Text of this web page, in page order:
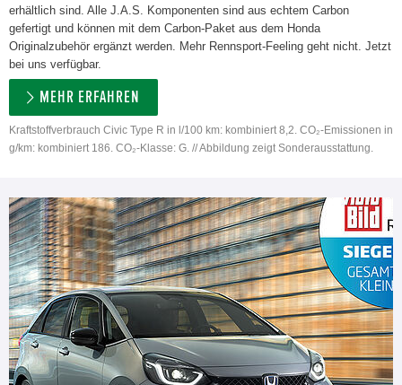
erhältlich sind. Alle J.A.S. Komponenten sind aus echtem Carbon
gefertigt und können mit dem Carbon-Paket aus dem Honda
Originalzubehör ergänzt werden. Mehr Rennsport-Feeling geht nicht. Jetzt
bei uns verfügbar.
MEHR ERFAHREN
Kraftstoffverbrauch Civic Type R in l/100 km: kombiniert 8,2. CO₂-Emissionen in
g/km: kombiniert 186. CO₂-Klasse: G. // Abbildung zeigt Sonderausstattung.